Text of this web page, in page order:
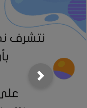
Next